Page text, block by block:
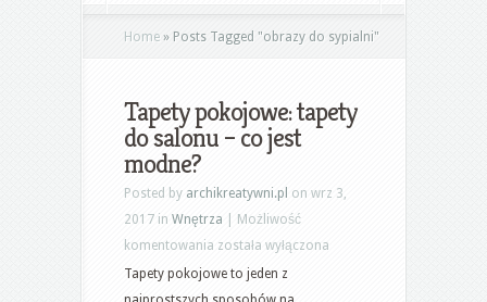
Home » Posts Tagged "obrazy do sypialni"
Tapety pokojowe: tapety
do salonu – co jest
modne?
Posted by archikreatywni.pl on wrz 3,
2017 in Wnętrza
Możliwość
komentowania Tapety
pokojowe:
tapety
została wyłączona
Tapety pokojowe to jeden z